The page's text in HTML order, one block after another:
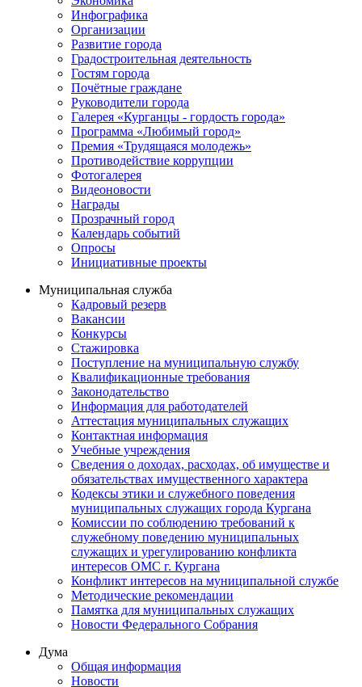
Инфографика
Организации
Развитие города
Градостроительная деятельность
Гостям города
Почётные граждане
Руководители города
Галерея «Курганцы - гордость города»
Программа «Любимый город»
Премия «Трудящаяся молодежь»
Противодействие коррупции
Фотогалерея
Видеоновости
Награды
Прозрачный город
Календарь событий
Опросы
Инициативные проекты
Муниципальная служба
Кадровый резерв
Вакансии
Конкурсы
Стажировка
Поступление на муниципальную службу
Квалификационные требования
Законодательство
Информация для работодателей
Аттестация муниципальных служащих
Контактная информация
Учебные учреждения
Сведения о доходах, расходах, об имуществе и
обязательствах имущественного характера
Кодексы этики и служебного поведения
муниципальных служащих города Кургана
Комиссии по соблюдению требований к
служебному поведению муниципальных
служащих и урегулированию конфликта
интересов ОМС г. Кургана
Конфликт интересов на муниципальной службе
Методические рекомендации
Памятка для муниципальных служащих
Новости Федерального Cобрания
Дума
Общая информация
Новости